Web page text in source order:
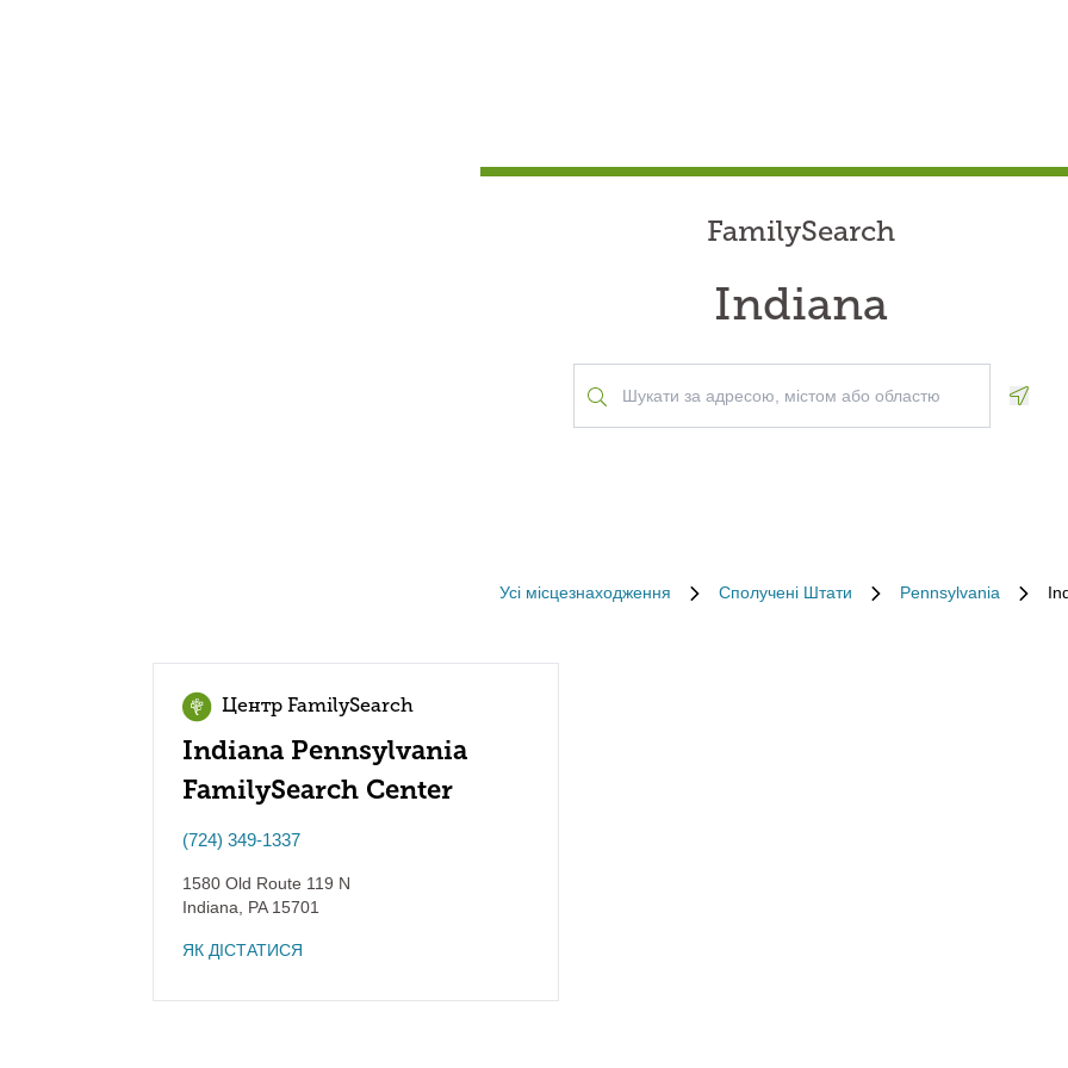
FamilySearch
Indiana
Усі місцезнаходження Сполучені Штати Pennsylvania
Центр FamilySearch
Indiana Pennsylvania
FamilySearch Center
(724) 349-1337
1580 Old Route 119 N
Indiana
PA15701
ЯК ДІСТАТИСЯ